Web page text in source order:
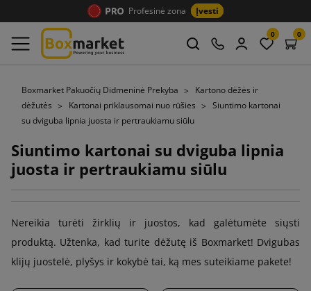
Profesinė zona Įvesti
0 0
Boxmarket Pakuočių Didmeninė Prekyba
Kartono dėžės ir
dėžutės
Kartonai priklausomai nuo rūšies
Siuntimo kartonai
su dviguba lipnia juosta ir pertraukiamu siūlu
Siuntimo kartonai su dviguba lipnia
juosta ir pertraukiamu siūlu
Nereikia turėti žirklių ir juostos, kad galėtumėte siųsti
produktą. Užtenka, kad turite dėžutę iš Boxmarket! Dvigubas
klijų juostelė, plyšys ir kokybė tai, ką mes suteikiame pakete!